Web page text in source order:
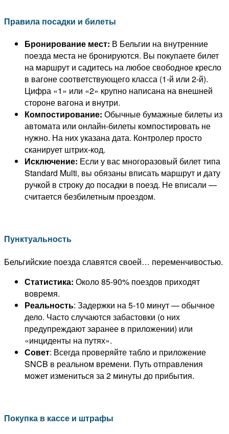
Правила посадки и билеты
Бронирование мест: В Бельгии на внутренние
поезда места не бронируются. Вы покупаете билет
на маршрут и садитесь на любое свободное кресло
в вагоне соответствующего класса (1-й или 2-й).
Цифра «1» или «2» крупно написана на внешней
стороне вагона и внутри.
Компостирование: Обычные бумажные билеты из
автомата или онлайн-билеты компостировать не
нужно. На них указана дата. Контролер просто
сканирует штрих-код.
Исключение: Если у вас многоразовый билет типа
Standard Multi, вы обязаны вписать маршрут и дату
ручкой в строку до посадки в поезд. Не вписали —
считается безбилетным проездом.
Пунктуальность
Бельгийские поезда славятся своей… переменчивостью.
Статистика: Около 85-90% поездов приходят
вовремя.
Реальность: Задержки на 5-10 минут — обычное
дело. Часто случаются забастовки (о них
предупреждают заранее в приложении) или
«инциденты на путях».
Совет: Всегда проверяйте табло и приложение
SNCB в реальном времени. Путь отправления
может измениться за 2 минуты до прибытия.
Покупка в кассе и штрафы